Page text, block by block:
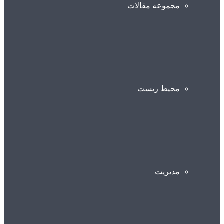
مجموعه مقالات
محیط زیست
مدیریت